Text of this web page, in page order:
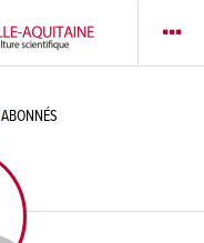
ABONNÉS